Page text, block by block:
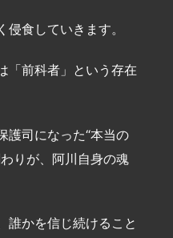
食していきます。
「前科者」という存在
護司になった“本当の
りが、阿川自身の魂
誰かを信じ続けること